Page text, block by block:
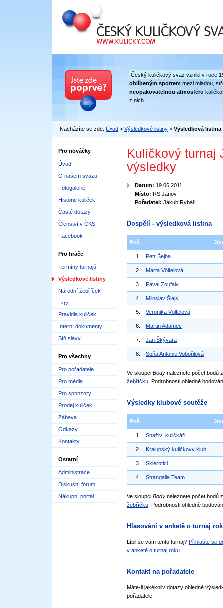
Český kuličkový svaz
Český kuličkový svaz vznikl v roce
oblíbeným sportem mezi mladou,
neopakovatelnou atmosféru
z nich.
Nacházíte se zde: Úvod > Výsledkové listiny > Výsledková listina
Pro nováčky
Úvod
O našem svazu
Fotogalerie
Historie kuliček
Časté dotazy
Členství v ČKS
Facebook
Pro hráče
Termíny turnajů
Výsledkové listiny
Národní žebříček
Ligy
Pravidla kuliček
Interní dokumenty
Síň slávy
Pro všechny
Pro pořadatele
Pro média
Pro sponzory
Prodej kuliček
Zábava
Odkazy
Kontakty
Ostatní
Administrace
Diskusní fórum
Nákupní portál
Kuličkový turnaj
výsledky
Datum: 19.06.2011
Místo: RS Janov
Pořadatel: Jakub Rybář
Dospělí - výsledková listina
Poř.
1. Petr Šejba
2. Marta Völfelová
3. Pavel Zoufalý
4. Miloslav Šlajs
5. Veronika Völfelová
6. Martin Adamec
7. Jan Škývara
8. Soňa Antonie Vobořilová
Ve sloupci Body naleznete počet bodů
žebříčku . Podrobnosti ohledně
Výsledky klubové soutěže
Poř.
1. Snaživí kuličkáři
2. Kralupský kuličkový klub
3. Sklerotici
4. Strangalia Team
Ve sloupci Body naleznete počet bodů
žebříčku . Podrobnosti ohledně
Hlasování v anketě o turnaj
Líbil se vám tento turnaj? Přihlašte se
v anketě o turnaj roku
Kontakt na pořadatele
Máte-li jakékoliv dotazy ohledně
pořadatele: